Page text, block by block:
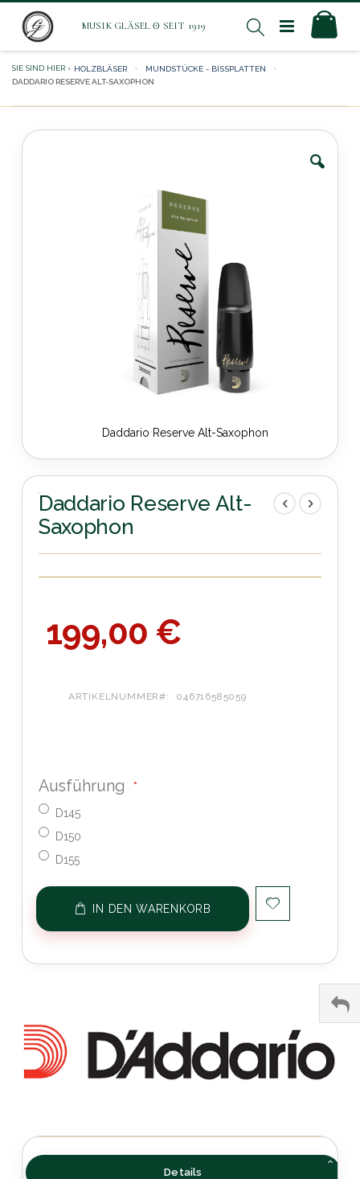
Direkt
zum
Suche
HOLZBLÄSER
MUNDSTÜCKE - BISSPLATTEN
DADDARIO RESERVE ALT-SAXOPHON
Daddario Reserve Alt-Saxophon
Zum
Anfang
der
Bildergalerie
springen
Daddario Reserve Alt-
Saxophon
199,00 €
ARTIKELNUMMER 046716585059
Ausführung
D145
D150
D155
IN DEN WARENKORB
Details